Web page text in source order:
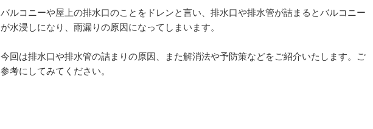
バルコニーや屋上の排水口のことをドレンと言い、排水口や排水管が詰まるとバルコニー
が水浸しになり、雨漏りの原因になってしまいます。
今回は排水口や排水管の詰まりの原因、また解消法や予防策などをご紹介いたします。ご
参考にしてみてください。